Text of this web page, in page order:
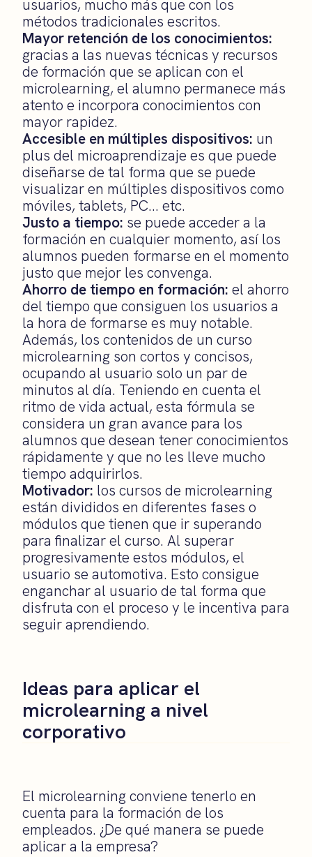
usuarios, mucho más que con los
métodos tradicionales escritos.
Mayor retención de los conocimientos:
gracias a las nuevas técnicas y recursos
de formación que se aplican con el
microlearning, el alumno permanece más
atento e incorpora conocimientos con
mayor rapidez.
Accesible en múltiples dispositivos: un
plus del microaprendizaje es que puede
diseñarse de tal forma que se puede
visualizar en múltiples dispositivos como
móviles, tablets, PC… etc.
Justo a tiempo: se puede acceder a la
formación en cualquier momento, así los
alumnos pueden formarse en el momento
justo que mejor les convenga.
Ahorro de tiempo en formación: el ahorro
del tiempo que consiguen los usuarios a
la hora de formarse es muy notable.
Además, los contenidos de un curso
microlearning son cortos y concisos,
ocupando al usuario solo un par de
minutos al día. Teniendo en cuenta el
ritmo de vida actual, esta fórmula se
considera un gran avance para los
alumnos que desean tener conocimientos
rápidamente y que no les lleve mucho
tiempo adquirirlos.
Motivador: los cursos de microlearning
están divididos en diferentes fases o
módulos que tienen que ir superando
para finalizar el curso. Al superar
progresivamente estos módulos, el
usuario se automotiva. Esto consigue
enganchar al usuario de tal forma que
disfruta con el proceso y le incentiva para
seguir aprendiendo.
Ideas para aplicar el
microlearning a nivel
corporativo
El microlearning conviene tenerlo en
cuenta para la formación de los
empleados. ¿De qué manera se puede
aplicar a la empresa?